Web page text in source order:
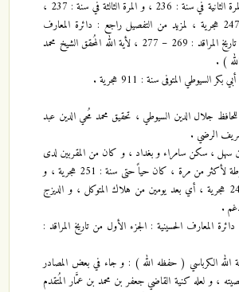
الأولى في سنة 232 ، و المرة الثانية في سنة : 236 ، و المرة الثالثة في سنة : 237 ،
و المرة الرابعة في سنة : 247 هجرية ، لمزيد من التفصيل راجع : دائرة المعارف
الحسينية : الجزء الأول من تاريخ المراقد : 269 – 277 ، لأية الله المُحقق الشيخ محمد
) .
السيوطي المتوفى سنة : 911 هجرية .
الخلفاء : 347 ، للحافظ جلال الدين السيوطي ، تحقيق محمد مُحي الدين عبد
الرضي .
سهل ، سكن سامراء و بغداد ، و كان من المقربين لدى
العباسيين ، تولَّى قيادة الشرطة لأكثر من مرة ، كان حياً حتى سنة : 251 هجرية ، و
الصحيح أنه توفى سنة : 247 هجرية ، أي بعد يومين من هلاك المتوكل ، و الديزج
.
المعارف الحسينية : الجزء الأول من تاريخ المراقد :
الله الكرباسي ( حفظه الله ) : و جاء في بعض المصادر
، و لعله كنية القاضي جعفر بن محمد بن عمَّار المُتقدم